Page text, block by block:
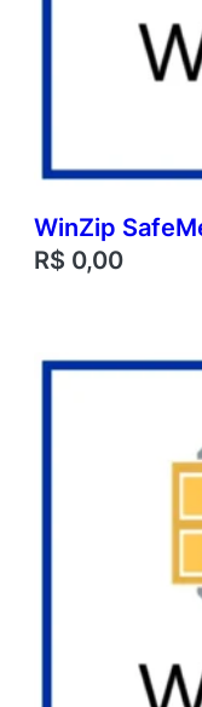
WinZip
R$ 0,00